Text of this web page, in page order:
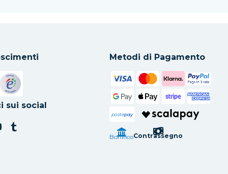
una nuova scheda
apre in una nuova scheda
sui social
Metodi di Pagamento
postepay
BonificoContrassegno